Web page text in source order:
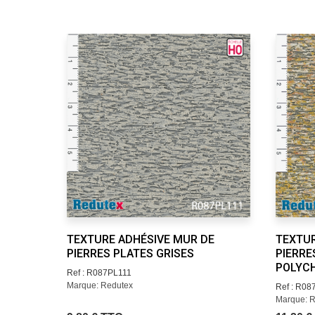
TEXTURE ADHÉSIVE MUR DE
PIERRES PLATES GRISES
Ref : R087PL111
Marque: Redutex
Ref :
Marque: